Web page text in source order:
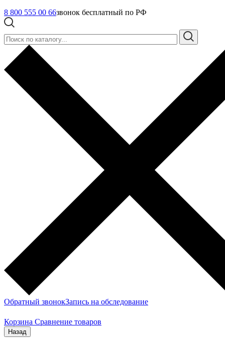
8 800 555 00 66звонок бесплатный по РФ
Обратный звонокЗапись на обследование
Корзина Сравнение товаров
Назад